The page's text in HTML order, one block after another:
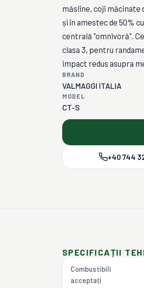
măsline, coji măcinate
și în amestec de 50%
centrală "omnivoră".
clasa 3, pentru
impact redus asupra
BRAND
VALMAGGI ITALIA
MODEL
CT-S
+40 744
SPECIFICAȚII
Combustibili
acceptați